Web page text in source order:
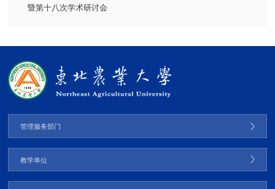
暨第十八次学术研讨会
管理服务部门
教学单位